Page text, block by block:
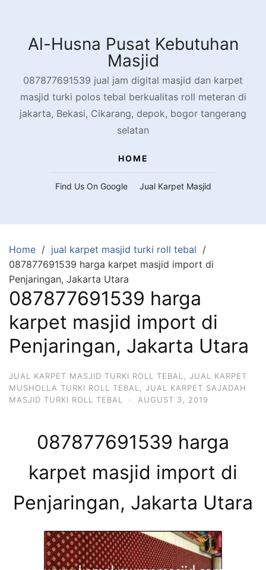
contentAl-Husna Pusat Kebutuhan
Masjid
087877691539 jual jam digital masjid dan karpet
masjid turki polos tebal berkualitas roll meteran di
jakarta, Bekasi, Cikarang, depok, bogor tangerang
selatan
HOME
Find Us On Google Jual Karpet Masjid
Home
jual karpet masjid turki roll tebal
087877691539 harga karpet masjid import di
Penjaringan, Jakarta Utara
087877691539 harga
karpet masjid import di
Penjaringan, Jakarta Utara
JUAL KARPET MASJID TURKI ROLL TEBAL
JUAL KARPET
MUSHOLLA TURKI ROLL TEBAL
JUAL KARPET SAJADAH
MASJID TURKI ROLL TEBAL
· AUGUST 3, 2019
087877691539 harga
karpet masjid import di
Penjaringan, Jakarta Utara